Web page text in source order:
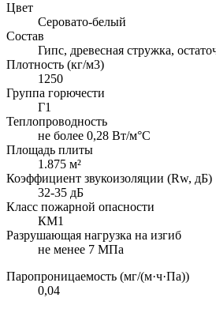
Цвет
Серовато-белый
Состав
Гипс, древесная стружка,
Плотность (кг/м3)
1250
Группа горючести
Г1
Теплопроводность
не более 0,28 Вт/м°С
Площадь плиты
1.875 м²
Коэффициент звукоизоляции (Rw, дБ)
32-35 дБ
Класс пожарной опасности
КМ1
Разрушающая нагрузка на изгиб
не менее 7 МПа
Паропроницаемость (мг/(м·ч·Па))
0,04